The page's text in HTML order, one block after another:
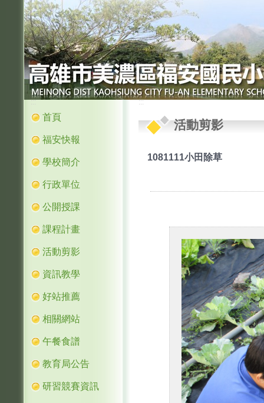
:::
首頁
福安快報
學校簡介
行政單位
公開授課
課程計畫
活動剪影
資訊教學
好站推薦
相關網站
午餐食譜
教育局公告
研習競賽資訊
:::
活動剪影
1081111小田除草